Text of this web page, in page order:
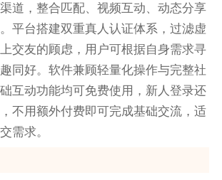
道，整合匹配、视频互动、动态分享
平台搭建双重真人认证体系，过滤虚
交友的顾虑，用户可根据自身需求寻
同好。软件兼顾轻量化操作与完整社
互动功能均可免费使用，新人登录还
不用额外付费即可完成基础交流，适
需求。